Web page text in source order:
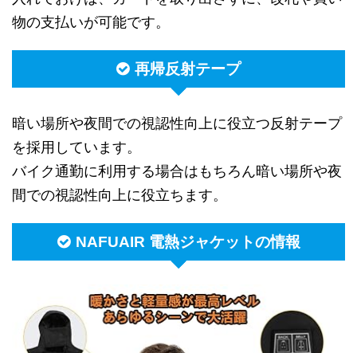
物の支払いが可能です。
再帰反射テープ
暗い場所や夜間での視認性向上に役立つ反射テープ
を採用しています。
バイク通勤に利用する場合はもちろん暗い場所や夜
間での視認性向上に役立ちます。
NAFUAIR 電熱ジャケットの情報